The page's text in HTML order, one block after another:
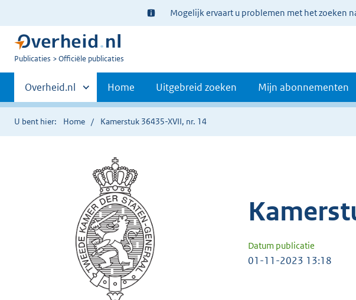
Ter
informatie:
Mogelijk ervaart u problemen met het zoeken
U
Publicaties Officiële publicaties
Primaire
navigatie
Andere
sites
binnen
Overheid.nl Home Uitgebreid zoeken Mijn abonnementen
U bent hier: Home Kamerstuk 36435-XVII, nr. 14
Datum publicatie
01-11-2023 13:18